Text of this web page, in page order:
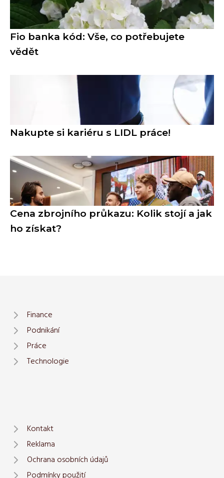
Fio banka kód: Vše, co potřebujete
vědět
Nakupte si kariéru s LIDL práce!
Cena zbrojního průkazu: Kolik stojí a jak
ho získat?
Finance
Podnikání
Práce
Technologie
Kontakt
Reklama
Ochrana osobních údajů
Podmínky použití